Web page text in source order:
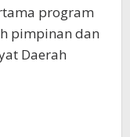
program
pimpinan dan
Daerah